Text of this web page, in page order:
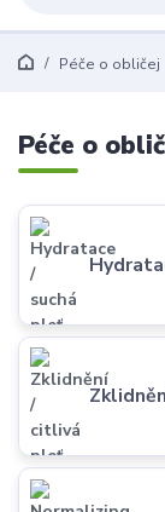
Péče o obličej
Péče o